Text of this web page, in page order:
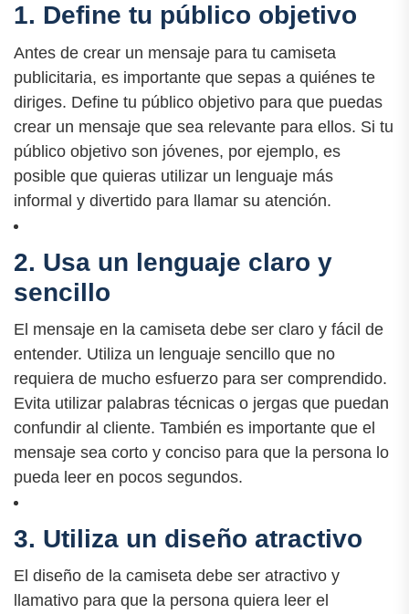
1. Define tu público objetivo
Antes de crear un mensaje para tu camiseta
publicitaria, es importante que sepas a quiénes te
diriges. Define tu público objetivo para que puedas
crear un mensaje que sea relevante para ellos. Si tu
público objetivo son jóvenes, por ejemplo, es
posible que quieras utilizar un lenguaje más
informal y divertido para llamar su atención.
2. Usa un lenguaje claro y
sencillo
El mensaje en la camiseta debe ser claro y fácil de
entender. Utiliza un lenguaje sencillo que no
requiera de mucho esfuerzo para ser comprendido.
Evita utilizar palabras técnicas o jergas que puedan
confundir al cliente. También es importante que el
mensaje sea corto y conciso para que la persona lo
pueda leer en pocos segundos.
3. Utiliza un diseño atractivo
El diseño de la camiseta debe ser atractivo y
llamativo para que la persona quiera leer el